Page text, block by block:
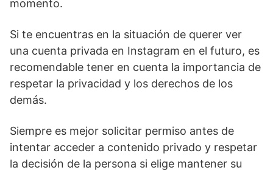
momento.
Si te encuentras en la situación de querer ver
una ⁢cuenta privada ⁣en Instagram en el futuro, es
⁢recomendable tener en cuenta la importancia de‌
respetar la privacidad y los‍ derechos de los
demás.
Siempre es mejor solicitar permiso antes de
intentar ⁢acceder⁣ a⁣ contenido privado y respetar
la decisión de la persona si elige mantener su